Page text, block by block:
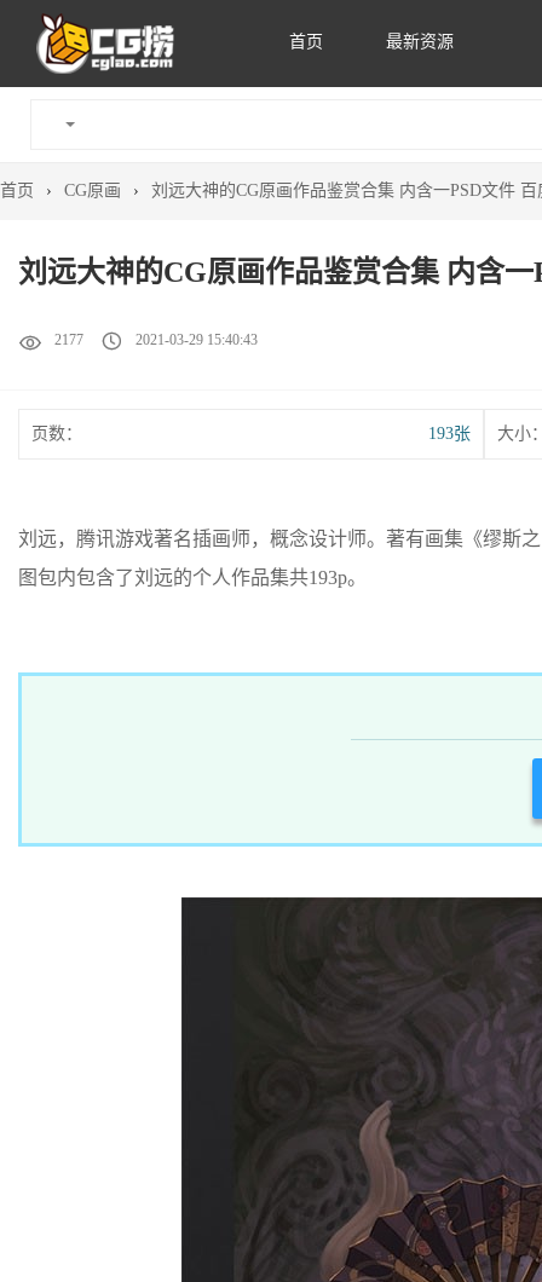
首页 最新资源
首页 › CG原画 › 刘远大神的CG原画作品鉴赏合集 内含一PSD文件
刘远大神的CG原画作品鉴赏合集 内含
2177 2021-03-29 15:40:43
页数： 193张 大小
刘远，腾讯游戏著名插画师，概念设计师。著有画集《缪斯
图包内包含了刘远的个人作品集共193p。